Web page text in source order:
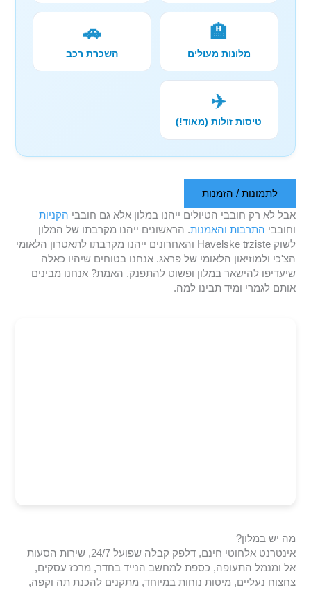
🏨
מלונות מעולים
🚗
השכרת רכב
✈️
טיסות זולות (מאוד!)
לתמונות / הזמנות
אבל לא רק חובבי הטיולים ייהנו במלון אלא גם חובבי הקניות
וחובבי התרבות והאמנות. הראשונים ייהנו מקרבתו של המלון
לשוק Havelske trziste והאחרונים ייהנו מקרבתו לתאטרון הלאומי
הצ'כי ולמוזיאון הלאומי של פראג. אנחנו בטוחים שיהיו כאלה
שיעדיפו להישאר במלון ופשוט להתפנק. האמת? אנחנו מבינים
אותם לגמרי ומיד תבינו למה.
מה יש במלון?
אינטרנט אלחוטי חינם, דלפק קבלה שפועל 24/7, שירות הסעות
אל ומנמל התעופה, כספת למחשב הנייד בחדר, מרכז עסקים,
צחצוח נעליים, מיטות נוחות במיוחד, מתקנים להכנת תה וקפה,